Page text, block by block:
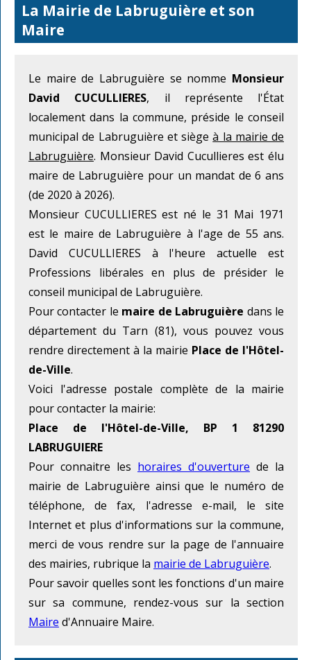
La Mairie de Labruguière et son
Maire
Le maire de Labruguière se nomme Monsieur
David CUCULLIERES, il représente l'État
localement dans la commune, préside le conseil
municipal de Labruguière et siègeà la mairie de
Labruguière. Monsieur David Cucullieres est élu
maire de Labruguière pour un mandat de 6 ans
(de 2020 à 2026).
Monsieur CUCULLIERES est né le 31 Mai 1971
est le maire de Labruguière à l'age de 55 ans.
David CUCULLIERES à l'heure actuelle est
Professions libérales en plus de présider le
conseil municipal de Labruguière.
Pour contacter le maire de Labruguière dans le
département du Tarn (81), vous pouvez vous
rendre directement à la mairie Place de l'Hôtel-
de-Ville.
Voici l'adresse postale complète de la mairie
pour contacter la mairie:
Place de l'Hôtel-de-Ville, BP 1 81290
LABRUGUIERE
Pour connaitre les horaires d'ouverture de la
mairie de Labruguière ainsi que le numéro de
téléphone, de fax, l'adresse e-mail, le site
Internet et plus d'informations sur la commune,
merci de vous rendre sur la page de l'annuaire
des mairies, rubrique la mairie de Labruguière.
Pour savoir quelles sont les fonctions d'un maire
sur sa commune, rendez-vous sur la section
Maire d'Annuaire Maire.